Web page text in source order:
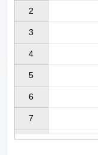
2
3
4
5
6
7